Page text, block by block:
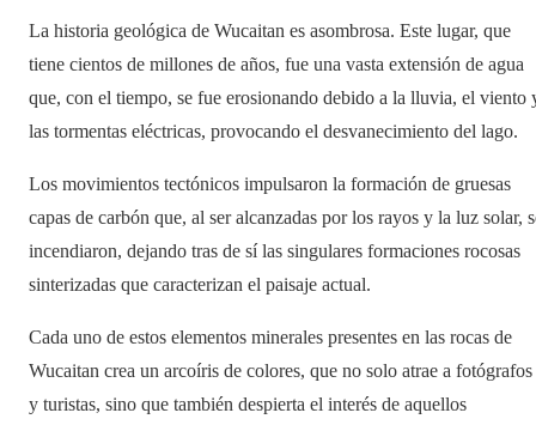
La historia geológica de Wucaitan es asombrosa. Este lugar, que
tiene cientos de millones de años, fue una vasta extensión de agua
que, con el tiempo, se fue erosionando debido a la lluvia, el viento
las tormentas eléctricas, provocando el desvanecimiento del lago.
Los movimientos tectónicos impulsaron la formación de gruesas
capas de carbón que, al ser alcanzadas por los rayos y la luz solar,
incendiaron, dejando tras de sí las singulares formaciones rocosas
sinterizadas que caracterizan el paisaje actual.
Cada uno de estos elementos minerales presentes en las rocas de
Wucaitan crea un arcoíris de colores, que no solo atrae a fotógrafos
y turistas, sino que también despierta el interés de aquellos